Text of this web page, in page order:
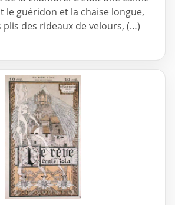
le guéridon et la chaise longue,
plis des rideaux de velours, (…)